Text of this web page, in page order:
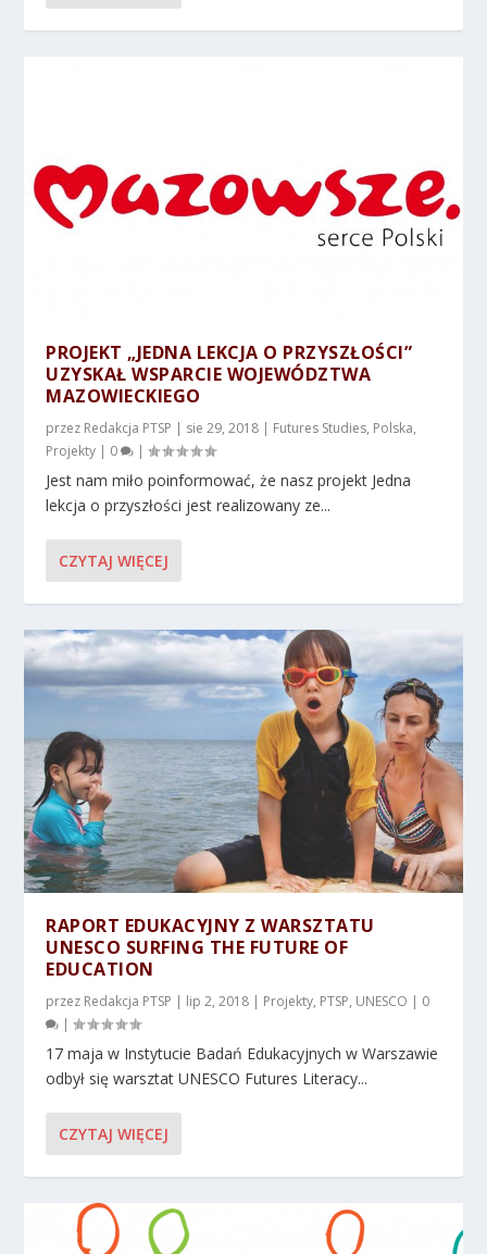
PROJEKT „JEDNA LEKCJA O PRZYSZŁOŚCI”
UZYSKAŁ WSPARCIE WOJEWÓDZTWA
MAZOWIECKIEGO
przez Redakcja PTSP | sie 29, 2018 | Futures Studies, Polska,
Projekty | 0 |
Jest nam miło poinformować, że nasz projekt Jedna
lekcja o przyszłości jest realizowany ze...
CZYTAJ WIĘCEJ
RAPORT EDUKACYJNY Z WARSZTATU
UNESCO SURFING THE FUTURE OF
EDUCATION
przez Redakcja PTSP | lip 2, 2018 | Projekty, PTSP, UNESCO | 0
|
17 maja w Instytucie Badań Edukacyjnych w Warszawie
odbył się warsztat UNESCO Futures Literacy...
CZYTAJ WIĘCEJ